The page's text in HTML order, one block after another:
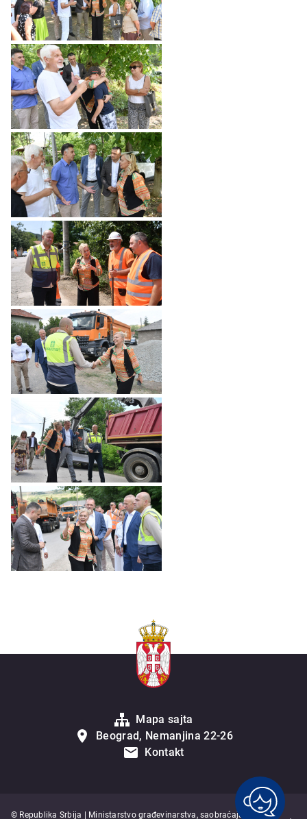
Mapa sajta
Beograd, Nemanjina 22-26
Kontakt
© Republika Srbija | Ministarstvo građevinarstva, saobraćaja i